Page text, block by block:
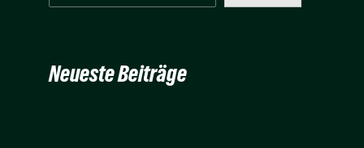
Neueste Beiträge